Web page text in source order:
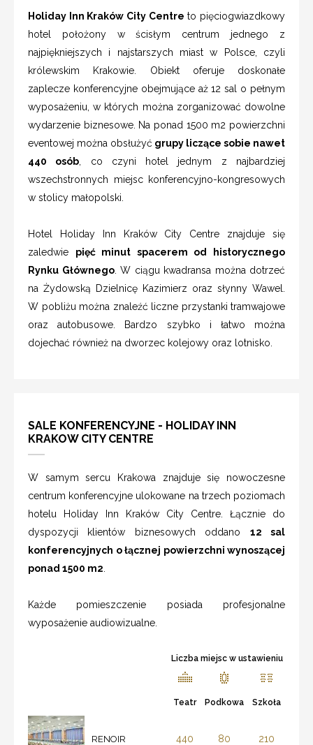
Holiday Inn Kraków City Centre to pięciogwiazdkowy
hotel położony w ścisłym centrum jednego z
najpiękniejszych i najstarszych miast w Polsce, czyli
królewskim Krakowie. Obiekt oferuje doskonałe
zaplecze konferencyjne obejmujące aż 12 sal o pełnym
wyposażeniu, w których można zorganizować dowolne
wydarzenie biznesowe. Na ponad 1500 m2 powierzchni
eventowej można obsłużyć grupy liczące sobie nawet
440 osób , co czyni hotel jednym z najbardziej
wszechstronnych miejsc konferencyjno-kongresowych
w stolicy małopolski.
Hotel Holiday Inn Kraków City Centre znajduje się
zaledwie pięć minut spacerem od historycznego
Rynku Głównego. W ciągu kwadransa można dotrzeć
na Żydowską Dzielnicę Kazimierz oraz słynny Wawel.
W pobliżu można znaleźć liczne przystanki tramwajowe
oraz autobusowe. Bardzo szybko i łatwo można
dojechać również na dworzec kolejowy oraz lotnisko.
SALE KONFERENCYJNE - HOLIDAY INN
KRAKOW CITY CENTRE
W samym sercu Krakowa znajduje się nowoczesne
centrum konferencyjne ulokowane na trzech poziomach
hotelu Holiday Inn Kraków City Centre. Łącznie do
dyspozycji klientów biznesowych oddano 12 sal
konferencyjnych o łącznej powierzchni wynoszącej
ponad 1500 m2
Każde pomieszczenie posiada profesjonalne
wyposażenie audiowizualne.
Liczba miejsc w ustawieniu
Teatr Podkowa Szkoła
RENOIR 440 80 210